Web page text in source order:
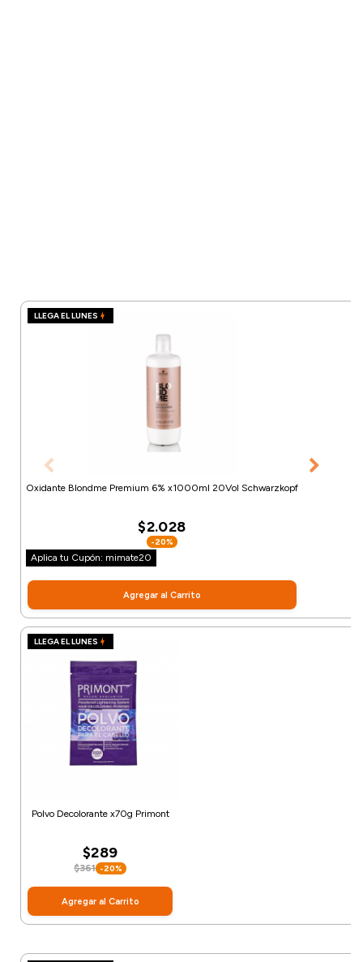
LLEGA EL LUNES
Oxidante Blondme Premium 6% x1000ml 20Vol Schwarzkopf
$2.028
-20%
Aplica tu Cupón: mimate20
Agregar al Carrito
LLEGA EL LUNES
Polvo Decolorante x70g Primont
$289
$361 -20%
Agregar al Carrito